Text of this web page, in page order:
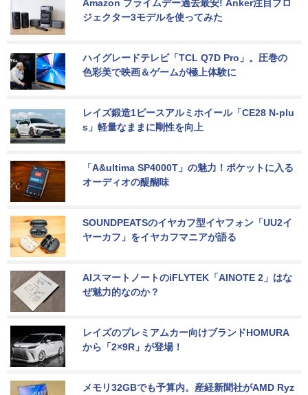
Amazon プライムデー過去最安! Anker注目プロ
ジェクター3モデルを使ってみた
ハイグレードテレビ「TCL Q7D Pro」。圧巻の
色彩美で映画＆ゲームが極上体験に
レイズ鍛造1ピースアルミホイール「CE28 N-plu
s」軽量なままに剛性を向上
「A&ultima SP4000T」の魅力！ポケットに入る
オーディオの醍醐味
SOUNDPEATSのイヤカフ型イヤフォン「UU2イ
ヤーカフ」をイヤカフマニアが語る
AIスマートノートのiFLYTEK「AINOTE 2」はな
ぜ魅力的なのか？
レイズのプレミアムカー向けブランドHOMURA
から「2×9R」が登場！
メモリ32GBでも予算内。産経新聞社がAMD Ryz